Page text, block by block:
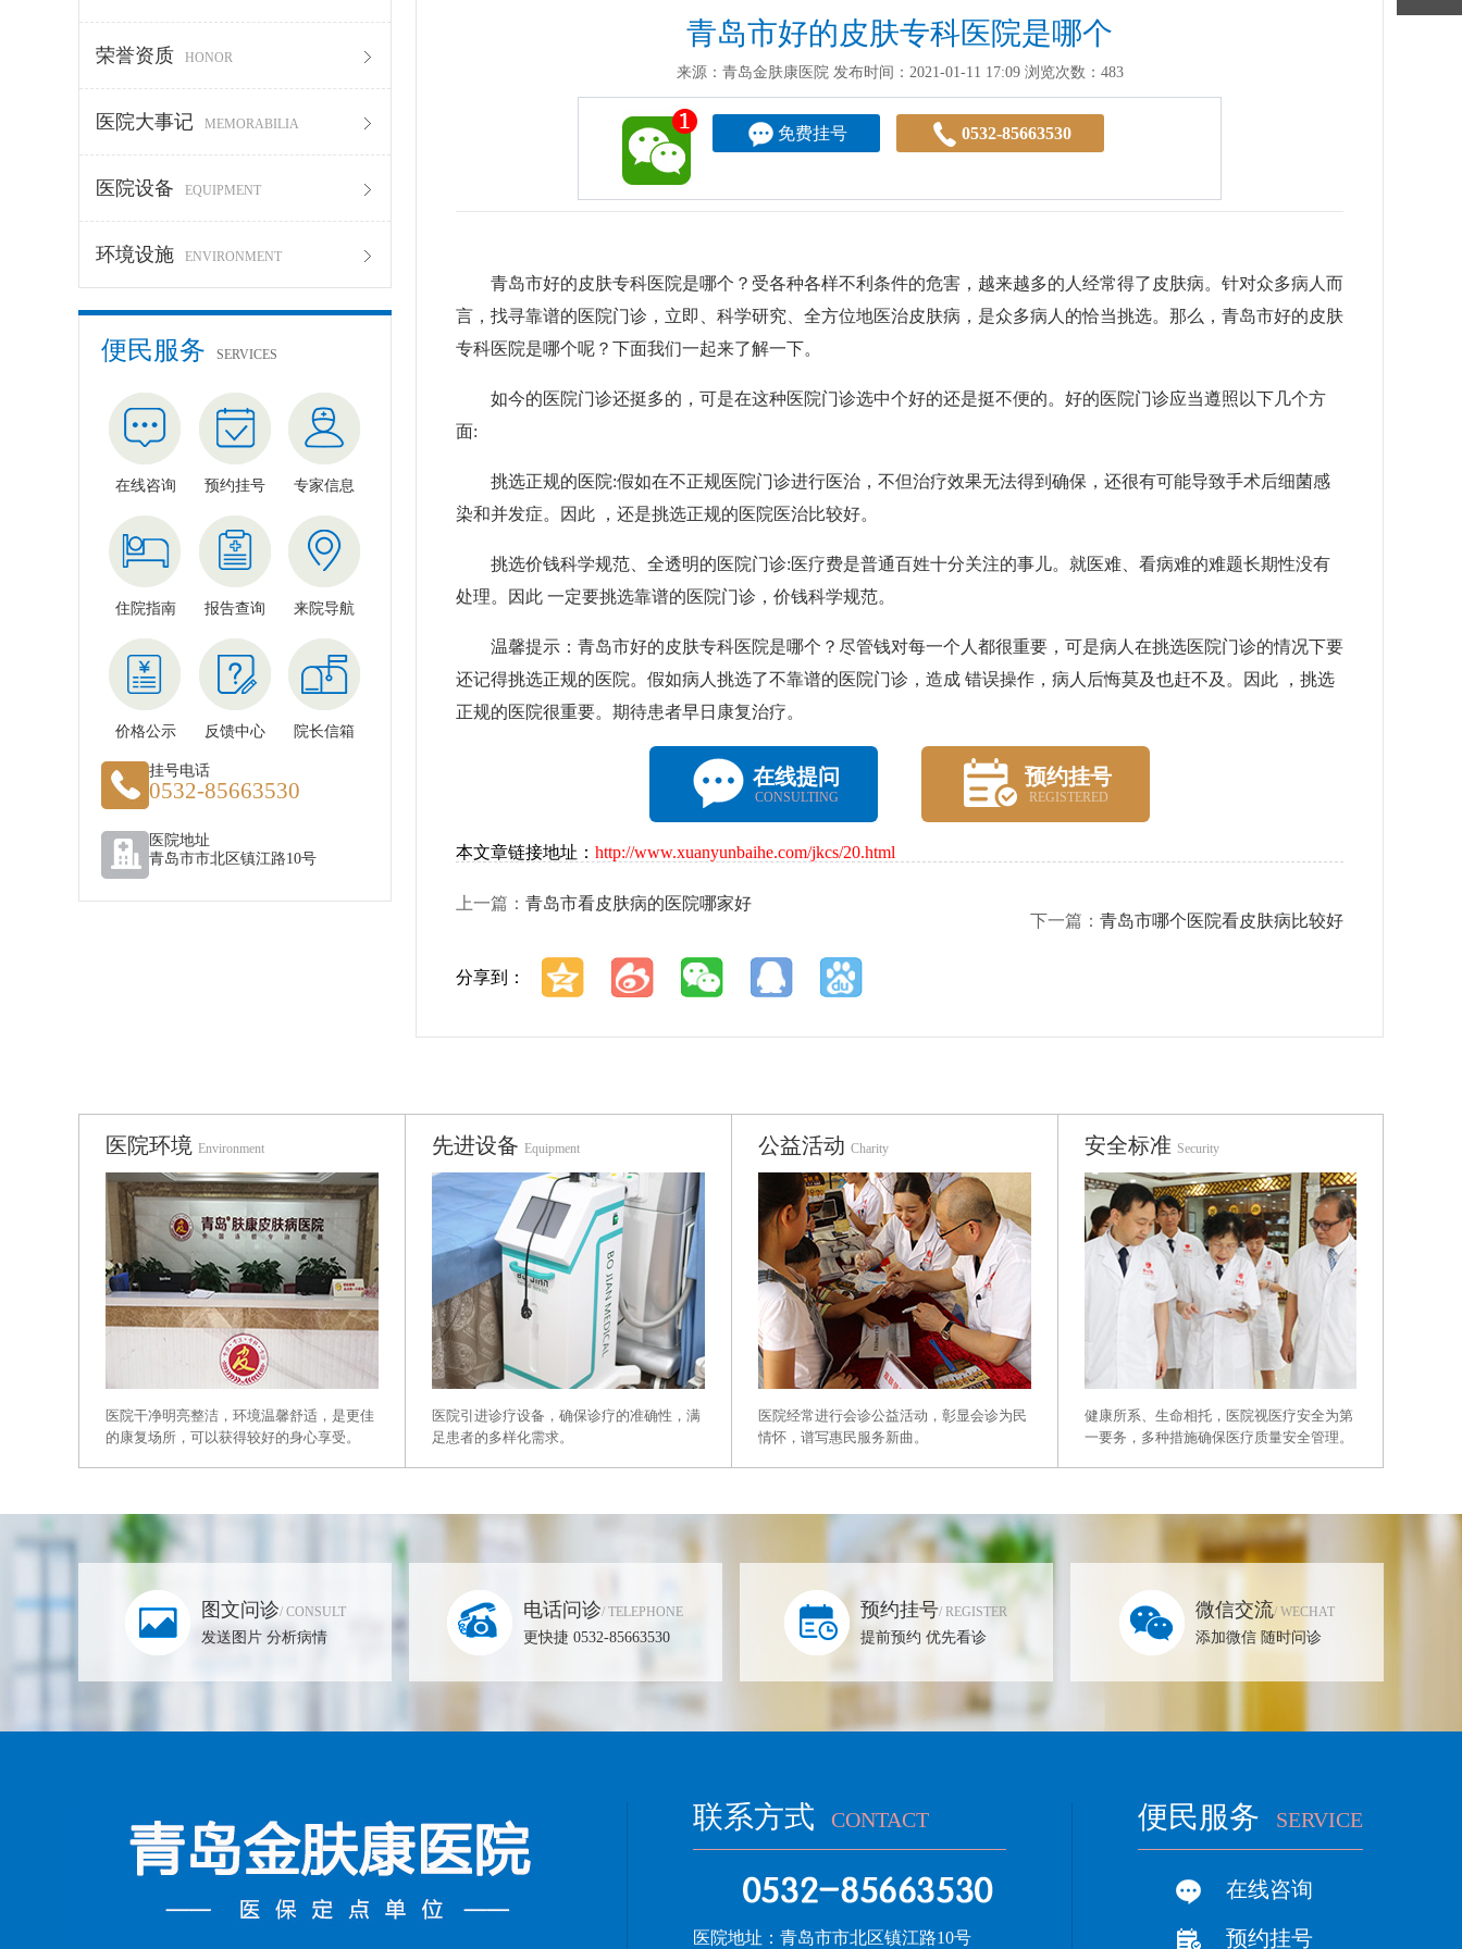
荣誉资质 HONOR
医院大事记 MEMORABILIA
医院设备 EQUIPMENT
环境设施 ENVIRONMENT
便民服务 SERVICES
在线咨询 预约挂号 专家信息
住院指南 报告查询 来院导航
价格公示 反馈中心 院长信箱
挂号电话
0532-85663530
医院地址
青岛市市北区镇江路10号
青岛市好的皮肤专科医院是哪个
来源：青岛金肤康医院 发布时间：2021-01-11 17:09浏览次数：483
免费挂号 0532-85663530
青岛市好的皮肤专科医院是哪个？受各种各样不利条件的危害，越来越多的人经常得了皮肤病。针对众多病人而
言，找寻靠谱的医院门诊，立即、科学研究、全方位地医治皮肤病，是众多病人的恰当挑选。那么，青岛市好的皮肤
专科医院是哪个呢？下面我们一起来了解一下。
如今的医院门诊还挺多的，可是在这种医院门诊选中个好的还是挺不便的。好的医院门诊应当遵照以下几个方
面:
挑选正规的医院:假如在不正规医院门诊进行医治，不但治疗效果无法得到确保，还很有可能导致手术后细菌感
染和并发症。因此 ，还是挑选正规的医院医治比较好。
挑选价钱科学规范、全透明的医院门诊:医疗费是普通百姓十分关注的事儿。就医难、看病难的难题长期性没有
处理。因此 一定要挑选靠谱的医院门诊，价钱科学规范。
温馨提示：青岛市好的皮肤专科医院是哪个？尽管钱对每一个人都很重要，可是病人在挑选医院门诊的情况下要
还记得挑选正规的医院。假如病人挑选了不靠谱的医院门诊，造成 错误操作，病人后悔莫及也赶不及。因此 ，挑选
正规的医院很重要。期待患者早日康复治疗。
在线提问
CONSULTING
预约挂号
REGISTERED
本文章链接地址： http://www.xuanyunbaihe.com/jkcs/20.html
上一篇： 青岛市看皮肤病的医院哪家好
下一篇： 青岛市哪个医院看皮肤病比较好
分享到：
医院环境 Environment
医院干净明亮整洁，环境温馨舒适，是更佳
的康复场所，可以获得较好的身心享受。
先进设备 Equipment
医院引进诊疗设备，确保诊疗的准确性，满
足患者的多样化需求。
公益活动 Charity
医院经常进行会诊公益活动，彰显会诊为民
情怀，谱写惠民服务新曲。
安全标准 Security
健康所系、生命相托，医院视医疗安全为第
一要务，多种措施确保医疗质量安全管理。
图文问诊/ CONSULT
发送图片 分析病情
电话问诊/ TELEPHONE
更快捷 0532-85663530
预约挂号/ REGISTER
提前预约 优先看诊
微信交流/ WECHAT
添加微信 随时问诊
联系方式 CONTACT
医院地址： 青岛市市北区镇江路10号
便民服务 SERVICE
在线咨询
预约挂号